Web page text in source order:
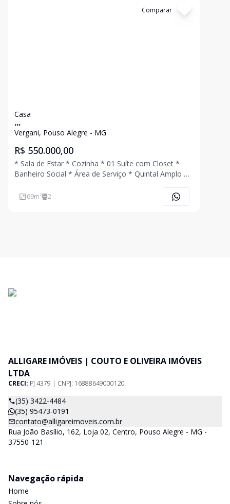
Comparar
Casa
...
Vergani, Pouso Alegre - MG
R$ 550.000,00
* Sala de Estar * Cozinha * 01 Suíte com Closet *
Banheiro Social * Área de Serviço * Quintal Amplo *
Ligue Agora Mesmo e Agende Uma Visita!!!
69m² 2
ALLIGARE IMÓVEIS | COUTO E OLIVEIRA IMÓVEIS
LTDA
CRECI: PJ 4379 | CNPJ: 16888649000120
(35) 3422-4484
(35) 95473-0191
contato@alligareimoveis.com.br
Rua João Basílio, 162, Loja 02, Centro, Pouso Alegre - MG -
37550-121
Navegação rápida
Home